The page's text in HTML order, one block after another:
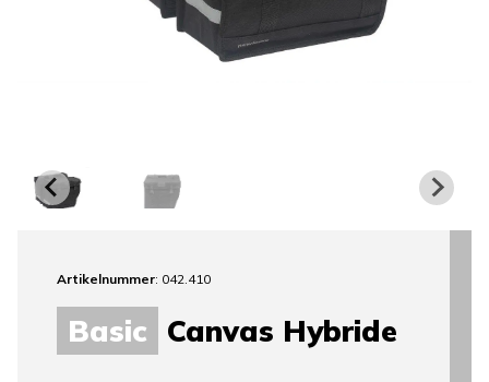
Artikelnummer: 042.410
Basic Canvas Hybride